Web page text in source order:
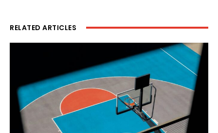
RELATED ARTICLES